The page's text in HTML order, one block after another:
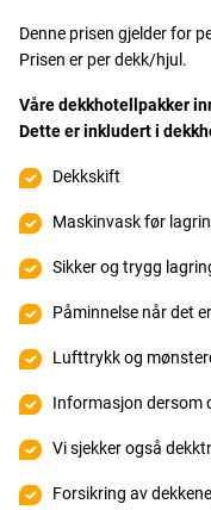
Denne prisen gjelder for
Prisen er per dekk/hjul.
Våre dekkhotellpakker
Dette er inkludert i
Dekkskift
Maskinvask før
Sikker og trygg
Påminnelse når det
Lufttrykk og
Informasjon dersom
Vi sjekker også
Forsikring av